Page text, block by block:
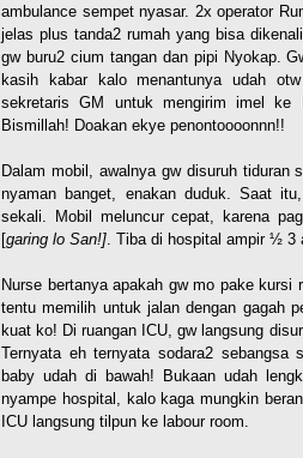
ambulance sempet nyasar. 2x operator
jelas plus tanda2 rumah yang bisa
gw buru2 cium tangan dan pipi Nyokap.
kasih kabar kalo menantunya udah
sekretaris GM untuk mengirim imel ke
Bismillah! Doakan ekye penontoooonnn!!
Dalam mobil, awalnya gw disuruh tiduran
nyaman banget, enakan duduk. Saat
sekali. Mobil meluncur cepat, karena
[garing lo San!]. Tiba di hospital ampir ½ 3
Nurse bertanya apakah gw mo pake
tentu memilih untuk jalan dengan gagah
kuat ko! Di ruangan ICU, gw langsung
Ternyata eh ternyata sodara2
baby udah di bawah! Bukaan udah
nyampe hospital, kalo kaga mungkin
ICU langsung tilpun ke labour room.